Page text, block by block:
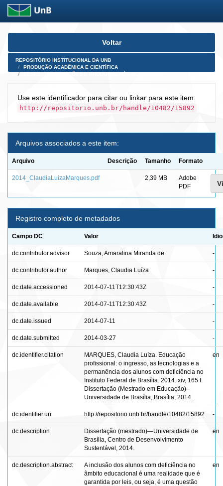
Skip
Voltar
REPOSITÓRIO INSTITUCIONAL DA UNB
PRODUÇÃO ACADÊMICA E CIENTÍFICA
Use este identificador para citar ou linkar para este item:
http://repositorio.unb.br/handle/10482/15892
Arquivos associados a este item:
Arquivo Descrição Tamanho Formato
2014_ClaudiaLuizaMarques.pdf 2,39 MB
Adobe
PDF
Registro completo de metadados
Campo DC Valor
dc.contributor.advisor Souza, Amaralina Miranda de -
dc.contributor.author Marques, Claudia Luíza -
dc.date.accessioned 2014-07-11T12:30:43Z -
dc.date.available 2014-07-11T12:30:43Z -
dc.date.issued 2014-07-11 -
dc.date.submitted 2014-03-27 -
dc.identifier.citation
MARQUES, Claudia Luíza. Educação
profissional: o ingresso, as tecnologias e a
permanência dos alunos com deficiência no
Instituto Federal de Brasília. 2014. xiv, 165 f.
Dissertação (Mestrado em Educação)–
Universidade de Brasília, Brasília, 2014.
en
dc.identifier.uri http://repositorio.unb.br/handle/10482/15892 -
dc.description
Dissertação (mestrado)—Universidade de
Brasília, Centro de Desenvolvimento
Sustentável, 2014.
en
dc.description.abstract
A inclusão dos alunos com deficiência no
âmbito educacional é uma realidade que é
garantida por leis, ou seja, é uma questão
en